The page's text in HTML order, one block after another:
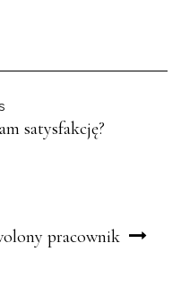
satysfakcję?
pracownik